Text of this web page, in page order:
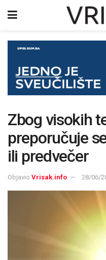
Zbog visokih
preporučuje
ili predvečer
Objavio Vrisak.info 28/06/